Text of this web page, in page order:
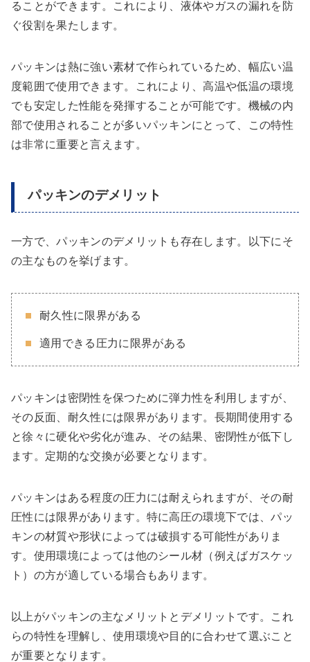
ることができます。これにより、液体やガスの漏れを防
ぐ役割を果たします。
パッキンは熱に強い素材で作られているため、幅広い温
度範囲で使用できます。これにより、高温や低温の環境
でも安定した性能を発揮することが可能です。機械の内
部で使用されることが多いパッキンにとって、この特性
は非常に重要と言えます。
パッキンのデメリット
一方で、パッキンのデメリットも存在します。以下にそ
の主なものを挙げます。
耐久性に限界がある
適用できる圧力に限界がある
パッキンは密閉性を保つために弾力性を利用しますが、
その反面、耐久性には限界があります。長期間使用する
と徐々に硬化や劣化が進み、その結果、密閉性が低下し
ます。定期的な交換が必要となります。
パッキンはある程度の圧力には耐えられますが、その耐
圧性には限界があります。特に高圧の環境下では、パッ
キンの材質や形状によっては破損する可能性がありま
す。使用環境によっては他のシール材（例えばガスケッ
ト）の方が適している場合もあります。
以上がパッキンの主なメリットとデメリットです。これ
らの特性を理解し、使用環境や目的に合わせて選ぶこと
が重要となります。